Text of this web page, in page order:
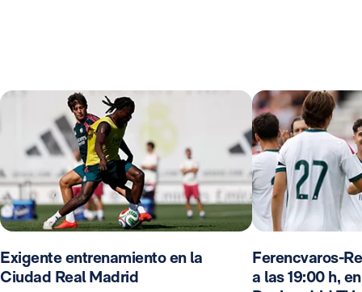
Exigente entrenamiento en la
Ciudad Real Madrid
Ferencvaros-
a las 19:00 h,